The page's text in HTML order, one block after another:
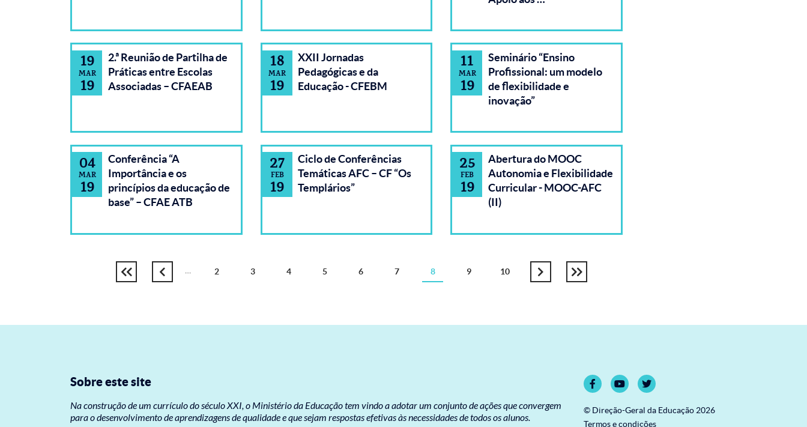
19
MAR
19
2.ª Reunião de Partilha de
Práticas entre Escolas
Associadas – CFAEAB
18
MAR
19
XXII Jornadas
Pedagógicas e da
Educação - CFEBM
11
MAR
19
Seminário “Ensino
Profissional: um modelo
de flexibilidade e
inovação”
04
MAR
19
Conferência “A
Importância e os
princípios da educação de
base” – CFAE ATB
27
FEB
19
Ciclo de Conferências
Temáticas AFC – CF “Os
Templários”
25
FEB
19
Abertura do MOOC
Autonomia e Flexibilidade
Curricular - MOOC-AFC
(II)
Paginação
Primeira Página Página
2 Página
3 Página
4 Página
5 Página
6 Página
7 Página
8 Página
9 Página
10 Próxima Última
Sobre este site
Na construção de um currículo do século XXI, o Ministério da Educação tem vindo a adotar um conjunto de ações que convergem
para o desenvolvimento de aprendizagens de qualidade e que sejam respostas efetivas às necessidades de todos os alunos.
© Direção-Geral da Educação 2026
Termos e condições